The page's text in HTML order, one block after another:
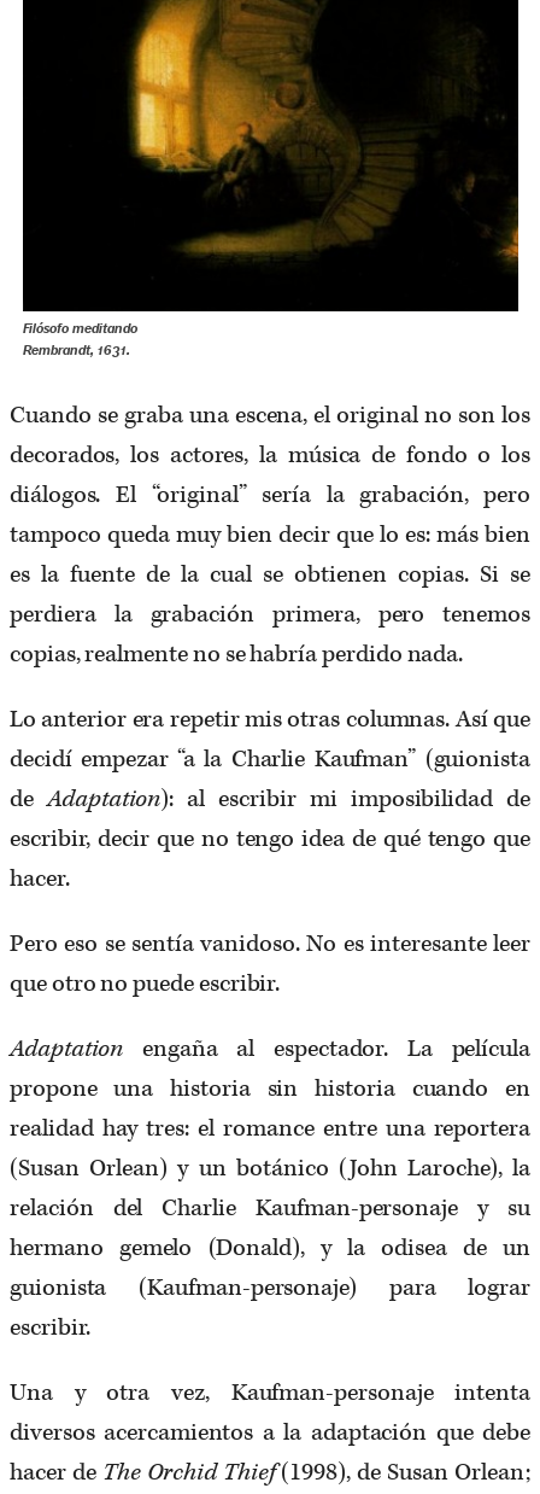
Filósofo meditando
Rembrandt, 1631.
Cuando se graba una escena, el original no son los
decorados, los actores, la música de fondo o los
diálogos. El “original” sería la grabación, pero
tampoco queda muy bien decir que lo es: más bien
es la fuente de la cual se obtienen copias. Si se
perdiera la grabación primera, pero tenemos
copias, realmente no se habría perdido nada.
Lo anterior era repetir mis otras columnas. Así que
decidí empezar “a la Charlie Kaufman” (guionista
deAdaptation): al escribir mi imposibilidad de
escribir, decir que no tengo idea de qué tengo que
hacer.
Pero eso se sentía vanidoso. No es interesante leer
que otro no puede escribir.
Adaptation engaña al espectador. La película
propone una historia sin historia cuando en
realidad hay tres: el romance entre una reportera
(Susan Orlean) y un botánico (John Laroche), la
relación del Charlie Kaufman-personaje y su
hermano gemelo (Donald), y la odisea de un
guionista (Kaufman-personaje) para lograr
escribir.
Una y otra vez, Kaufman-personaje intenta
diversos acercamientos a la adaptación que debe
hacer de The Orchid Thief(1998), de Susan Orlean;